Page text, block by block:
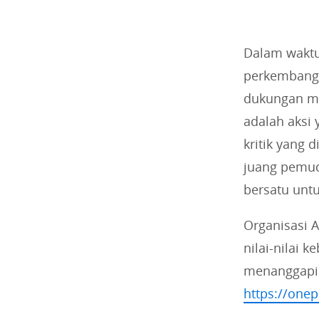
Dalam
dukungan
adalah aksi
kritik yang
juang
bersatu
Organisasi
nilai-nilai
https://